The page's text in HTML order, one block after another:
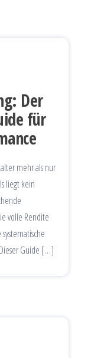
Der
für
mehr als nur
liegt kein
volle Rendite
Guide […]